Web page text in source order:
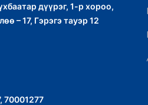
дүүрэг, 1-р хороо,
– 17, Гэрэгэ тауэр 12
70001277